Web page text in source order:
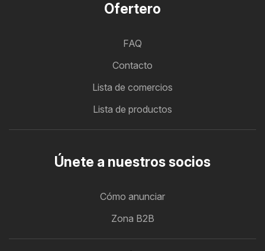
Ofertero
FAQ
Contacto
Lista de comercios
Lista de productos
Únete a nuestros socios
Cómo anunciar
Zona B2B